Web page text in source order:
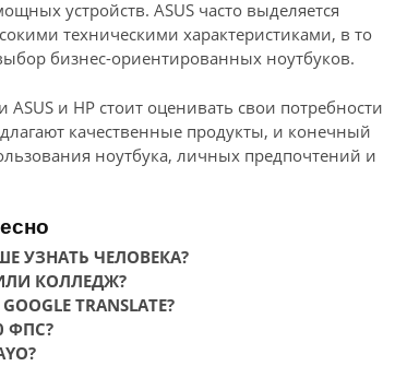
устройств. ASUS часто выделяется
техническими характеристиками, в то
бизнес-ориентированных ноутбуков.
и HP стоит оценивать свои потребности
качественные продукты, и конечный
ноутбука, личных предпочтений и
УЗНАТЬ ЧЕЛОВЕКА?
КОЛЛЕДЖ?
TRANSLATE?
ФПС?